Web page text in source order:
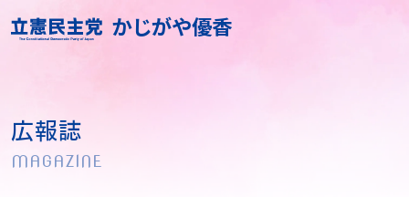
かじがや優香
広報誌
MAGAZINE